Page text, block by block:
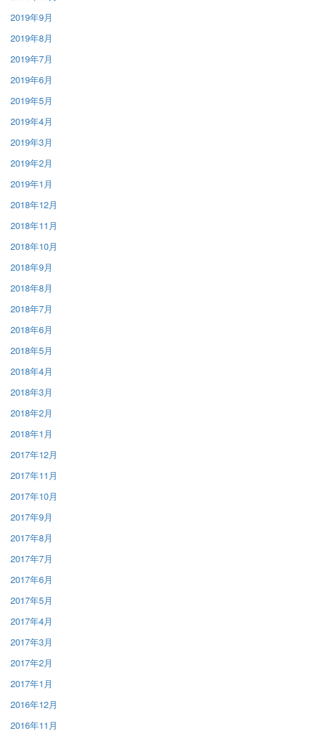
2019年9月
2019年8月
2019年7月
2019年6月
2019年5月
2019年4月
2019年3月
2019年2月
2019年1月
2018年12月
2018年11月
2018年10月
2018年9月
2018年8月
2018年7月
2018年6月
2018年5月
2018年4月
2018年3月
2018年2月
2018年1月
2017年12月
2017年11月
2017年10月
2017年9月
2017年8月
2017年7月
2017年6月
2017年5月
2017年4月
2017年3月
2017年2月
2017年1月
2016年12月
2016年11月